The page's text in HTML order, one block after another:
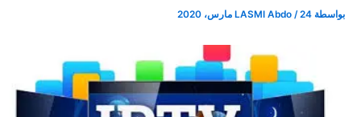
بواسطة LASMI Abdo/24 مارس، 2020